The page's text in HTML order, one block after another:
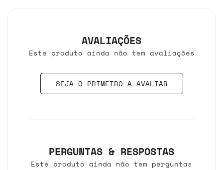
AVALIAÇÕES
Este produto ainda não tem avaliações
SEJA O PRIMEIRO A AVALIAR
PERGUNTAS & RESPOSTAS
Este produto ainda não tem perguntas